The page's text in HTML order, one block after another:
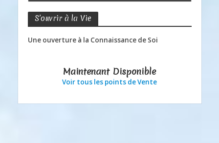
S’ouvrir à la Vie
Une ouverture à la Connaissance de Soi
Maintenant Disponible
Voir tous les points de Vente